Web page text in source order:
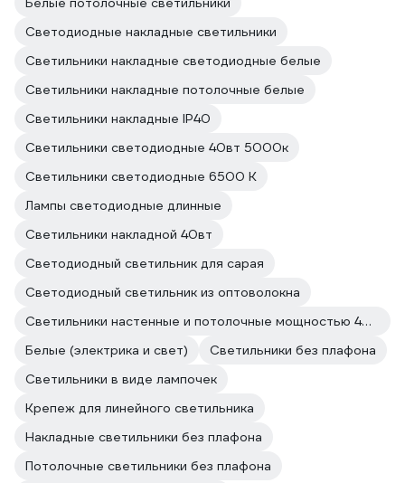
Светодиодные накладные светильники
Светильники накладные светодиодные белые
Светильники накладные потолочные белые
Светильники накладные IP40
Светильники светодиодные 40вт 5000к
Светильники светодиодные 6500 К
Лампы светодиодные длинные
Светильники накладной 40вт
Светодиодный светильник для сарая
Светодиодный светильник из оптоволокна
Светильники настенные и потолочные мощностью 40 Вт
Белые (электрика и свет)
Светильники без плафона
Светильники в виде лампочек
Крепеж для линейного светильника
Накладные светильники без плафона
Потолочные светильники без плафона